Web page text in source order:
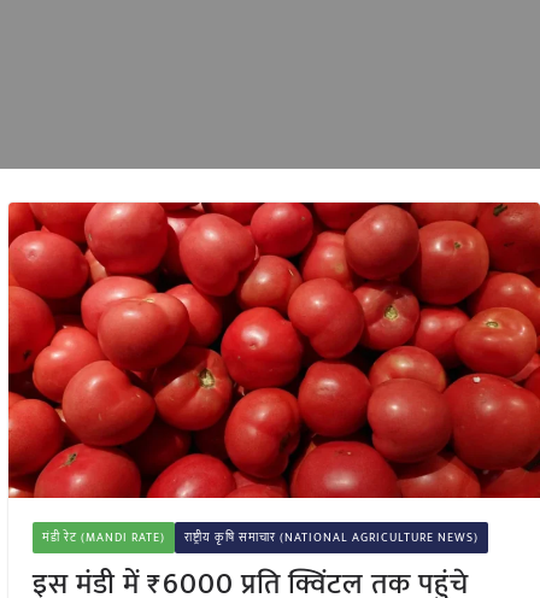
मंडी रेट (MANDI RATE) राष्ट्रीय कृषि समाचार (NATIONAL AGRICULTURE NEWS)
इस मंडी में ₹6000 प्रति क्विंटल तक पहुंचे